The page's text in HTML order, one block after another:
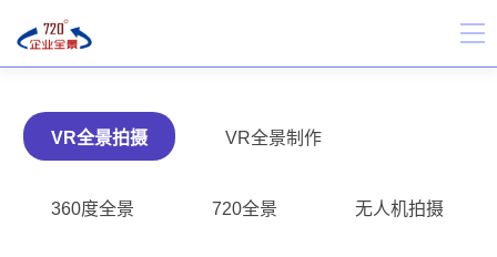
VR全景拍摄 VR全景制作
360度全景 720全景 无人机拍摄